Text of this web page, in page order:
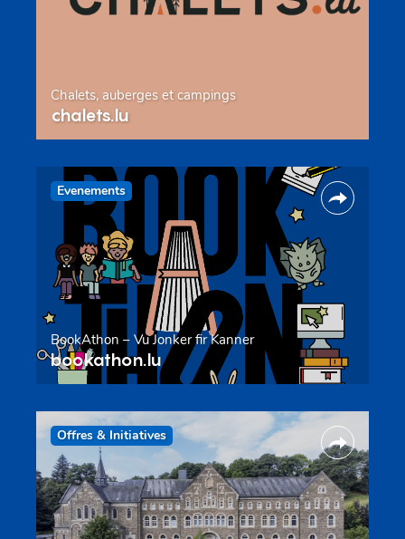
Chalets, auberges et campings
chalets.lu
Evenements
BookAthon – Vu Jonker fir Kanner
bookathon.lu
Offres & Initiatives